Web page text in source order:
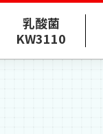
・外部発表
（論文・書籍）
乳酸菌
KW3110